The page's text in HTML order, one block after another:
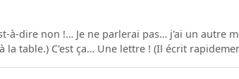
à-dire non !… Je ne parlerai pas… j'ai un autre
la table.) C'est ça… Une lettre ! (Il écrit